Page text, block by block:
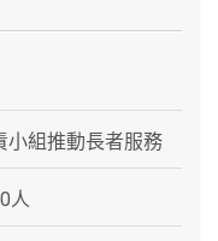
小組推動長者服務
人